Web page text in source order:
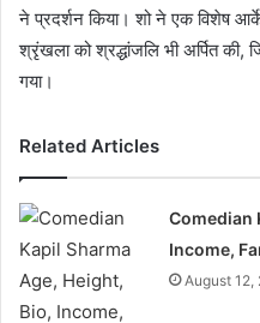
ने प्रदर्शन किया। शो ने एक विशेष
श्रृंखला को श्रद्धांजलि भी अर्पित की,
गया।
Related Articles
Comedian
Income,
August 12,